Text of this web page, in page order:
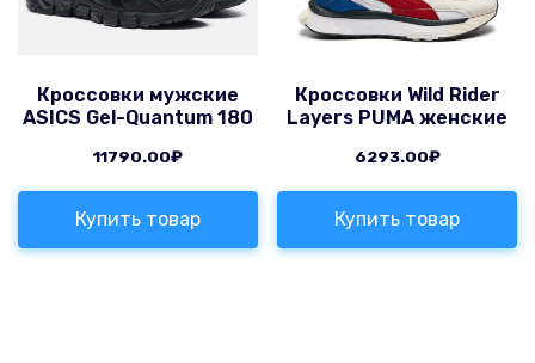
Кроссовки мужские
ASICS Gel-Quantum 180
11790.00₽
Купить товар
Кроссовки Wild Rider
Layers PUMA женские
6293.00₽
Купить товар